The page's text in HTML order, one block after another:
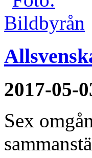
2017-05-
Sex